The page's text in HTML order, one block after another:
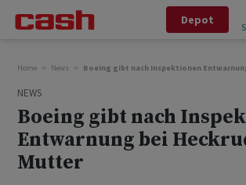
Depot
Home News Boeing gibt nach Inspektionen
NEWS
Boeing gibt nach
Entwarnung bei
Mutter